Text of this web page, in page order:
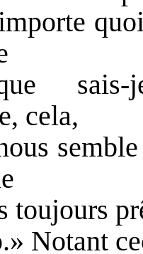
cela,
toujours
Notant